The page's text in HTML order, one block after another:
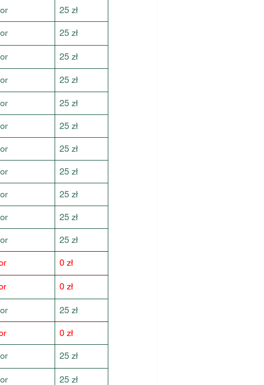
25 zł
25 zł
25 zł
25 zł
25 zł
25 zł
25 zł
25 zł
25 zł
25 zł
25 zł
0 zł
0 zł
25 zł
0 zł
25 zł
25 zł